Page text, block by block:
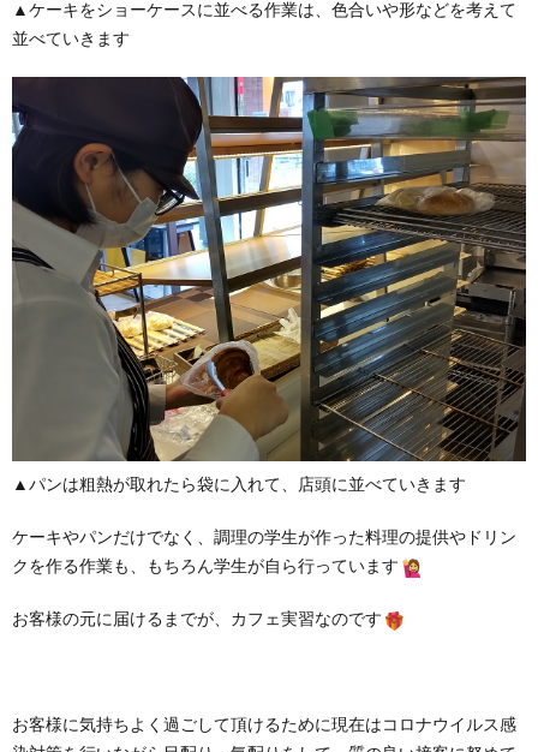
▲ケーキをショーケースに並べる作業は、色合いや形などを考えて
並べていきます
▲パンは粗熱が取れたら袋に入れて、店頭に並べていきます
ケーキやパンだけでなく、調理の学生が作った料理の提供やドリン
クを作る作業も、もちろん学生が自ら行っています
お客様の元に届けるまでが、カフェ実習なのです
お客様に気持ちよく過ごして頂けるために現在はコロナウイルス感